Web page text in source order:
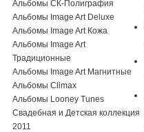
Альбомы СК-Полиграфия
Альбомы Image Art Deluxe
Альбомы Image Art Кожа
Альбомы Image Art
Традиционные
Альбомы Image Art Магнитные
Альбомы Climax
Альбомы Looney Tunes
Свадебная и Детская коллекция
2011